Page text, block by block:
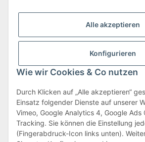
Alle akzeptieren
Konfigurieren
Wie wir Cookies & Co nutzen
Durch Klicken auf „Alle akzeptieren“
Einsatz folgender Dienste auf unserer
Vimeo, Google Analytics 4, Google Ads
Tracking. Sie können die Einstellung
(Fingerabdruck-Icon links unten).
info@beamerlampe-guenstiger.de
Sicher Einkaufen